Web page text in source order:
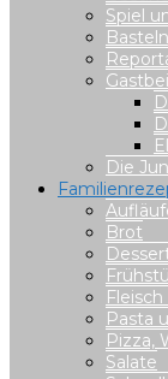
Spiel
Die
Brot
Pasta
Pizza,
Salate